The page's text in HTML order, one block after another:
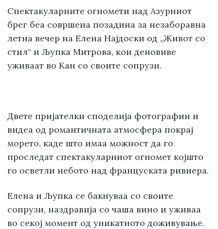
Спектакуларните огномети над Азурниот
брег беа совршена позадина за незаборавна
летна вечер на Елена Најдоски од „Живот со
стил“ и Љупка Митрова, кои деновиве
уживаат во Кан со своите сопрузи.
Двете пријателки споделија фотографии и
видеа од романтичната атмосфера покрај
морето, каде што имаа можност да го
проследат спектакуларниот огномет којшто
го осветли небото над француската ривиера.
Елена и Љупка се бакнуваа со своите
сопрузи, наздравија со чаша вино и уживаа
во секој момент од уникатното доживување.